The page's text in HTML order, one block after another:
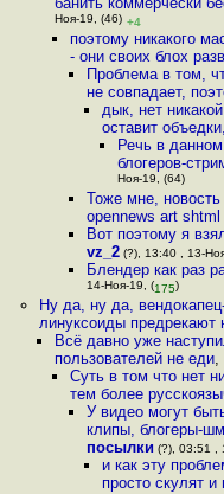
Ноя-19, (46) +4
поэтому никакого
- они своих блох разв
Проблема в том,
не совпадает,
дык, нет
оставит
Речь в
блогеров-
Ноя-19, (64)
Тоже мне,
opennews art shtml
Вот поэтому я
vz_2(?), 13:40 , 13-
Блендер как раз
14-Ноя-19, (175)
Ну да, ну да,
линуксоиды предрекают
Всё давно уже
пользователей не еди,
Суть в том что нет
тем более
У видео могут
клипы, блогеры-
посылки (?), 03:51 ,
и как эту
просто скулят и